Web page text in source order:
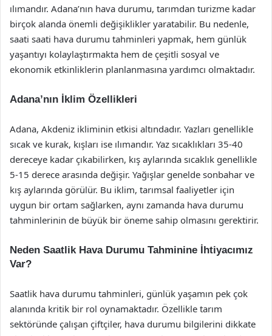
ılımandır. Adana’nın hava durumu, tarımdan turizme kadar
birçok alanda önemli değişiklikler yaratabilir. Bu nedenle,
saati saati hava durumu tahminleri yapmak, hem günlük
yaşantıyı kolaylaştırmakta hem de çeşitli sosyal ve
ekonomik etkinliklerin planlanmasına yardımcı olmaktadır.
Adana’nın İklim Özellikleri
Adana, Akdeniz ikliminin etkisi altındadır. Yazları genellikle
sıcak ve kurak, kışları ise ılımandır. Yaz sıcaklıkları 35-40
dereceye kadar çıkabilirken, kış aylarında sıcaklık genellikle
5-15 derece arasında değişir. Yağışlar genelde sonbahar ve
kış aylarında görülür. Bu iklim, tarımsal faaliyetler için
uygun bir ortam sağlarken, aynı zamanda hava durumu
tahminlerinin de büyük bir öneme sahip olmasını gerektirir.
Neden Saatlik Hava Durumu Tahminine İhtiyacımız
Var?
Saatlik hava durumu tahminleri, günlük yaşamın pek çok
alanında kritik bir rol oynamaktadır. Özellikle tarım
sektöründe çalışan çiftçiler, hava durumu bilgilerini dikkate